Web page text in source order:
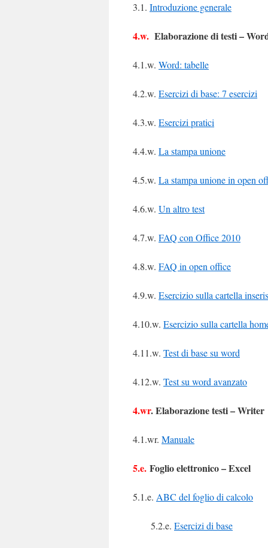
3.1. Introduzione generale
4.w. Elaborazione di testi –
4.1.w. Word: tabelle
4.2.w. Esercizi di base: 7 esercizi
4.3.w. Esercizi pratici
4.4.w. La stampa unione
4.5.w. La stampa unione in open
4.6.w. Un altro test
4.7.w. FAQ con Office 2010
4.8.w. FAQ in open office
4.9.w. Esercizio sulla cartella
4.10.w. Esercizio sulla cartella
4.11.w. Test di base su word
4.12.w. Test su word avanzato
4.wr. Elaborazione testi – Writer
4.1.wr. Manuale
5.e. Foglio elettronico – Excel
5.1.e. ABC del foglio di calcolo
5.2.e. Esercizi di base